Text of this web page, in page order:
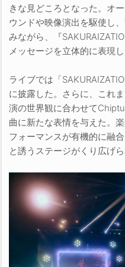
きな見どころとなった。オ
ウンドや映像演出を駆使し
みながら、『
メッセージを立体的に表現し
ライブでは「
に披露した。さらに、これ
演の世界観に合わせて
曲に新たな表情を与えた。
フォーマンスが有機的に融
と誘うステージがくり広げら